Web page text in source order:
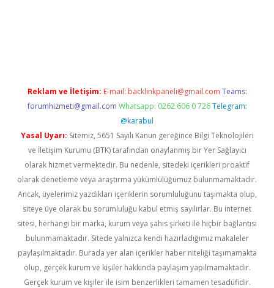
Reklam ve İletişim: E-mail: backlinkpaneli@gmail.com Teams:
forumhizmeti@gmail.com Whatsapp: 0262 606 0 726 Telegram:
@karabul
Yasal Uyarı: Sitemiz, 5651 Sayılı Kanun gereğince Bilgi Teknolojileri
ve İletişim Kurumu (BTK) tarafından onaylanmış bir Yer Sağlayıcı
olarak hizmet vermektedir. Bu nedenle, sitedeki içerikleri proaktif
olarak denetleme veya araştırma yükümlülüğümüz bulunmamaktadır.
Ancak, üyelerimiz yazdıkları içeriklerin sorumluluğunu taşımakta olup,
siteye üye olarak bu sorumluluğu kabul etmiş sayılırlar. Bu internet
sitesi, herhangi bir marka, kurum veya şahıs şirketi ile hiçbir bağlantısı
bulunmamaktadır. Sitede yalnızca kendi hazırladığımız makaleler
paylaşılmaktadır. Burada yer alan içerikler haber niteliği taşımamakta
olup, gerçek kurum ve kişiler hakkında paylaşım yapılmamaktadır.
Gerçek kurum ve kişiler ile isim benzerlikleri tamamen tesadüfidir.